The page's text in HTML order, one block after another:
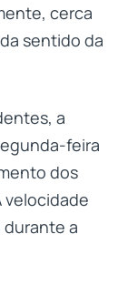
cerca
sentido da
a
feira
dos
velocidade
durante a